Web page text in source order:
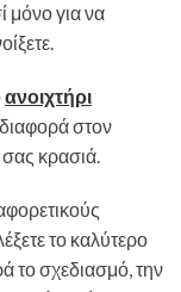
μόνο για να
ανοιχτήρι
στον
κρασιά.
το καλύτερο
το σχεδιασμό, την